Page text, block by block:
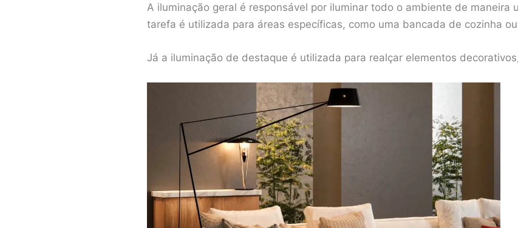
A iluminação geral é responsável por iluminar todo o ambiente de maneira
tarefa é utilizada para áreas específicas, como uma bancada de cozinha
Já a iluminação de destaque é utilizada para realçar elementos